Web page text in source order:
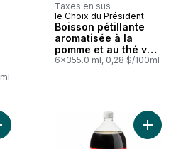
Taxes en sus
Préparé au Canada
le Choix du Président
Boisson pétillante
aromatisée à la
pomme et au thé vert
avec vitamine B12
6x355.0 ml, 0,28 $/100ml
Soda pétillant à saveur de litchi
Ajouter